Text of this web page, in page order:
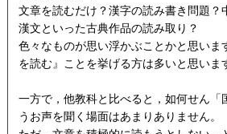
文章を読むだけ？漢字の読み書き問題？
漢文といった古典作品の読み取り？
色々なものが思い浮かぶことかと思いま
を読む』ことを挙げる方は多いと思いま
一方で，他教科と比べると，如何せん
うお声を聞く場面はあまりありません。